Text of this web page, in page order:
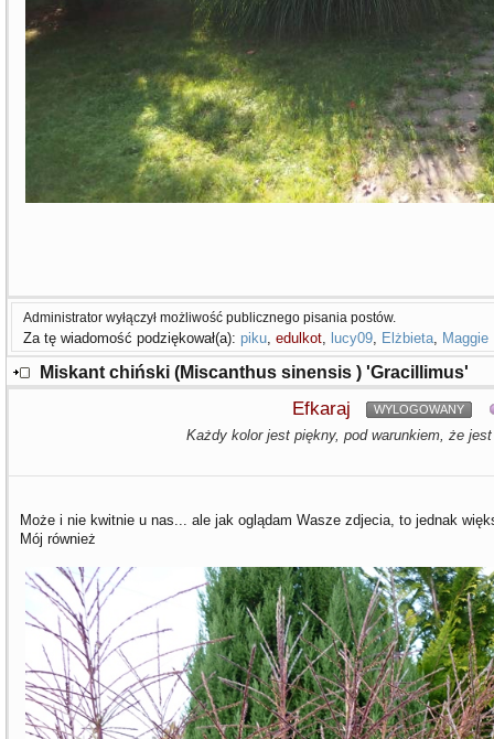
Administrator wyłączył możliwość publicznego pisania postów.
Za tę wiadomość podziękował(a): piku edulkot lucy09 Elżbieta Maggie
Miskant chiński (Miscanthus sinensis ) 'Gracillimus'
Efkaraj WYLOGOWANY
Każdy kolor jest piękny, pod warunkiem, że
Może i nie kwitnie u nas... ale jak oglądam Wasze zdjecia, to jednak
Mój również